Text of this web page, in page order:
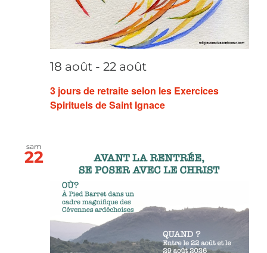
3 jours de retraite selon les Exercices
Spirituels de Saint Ignace
18 août - 22 août
sam
22